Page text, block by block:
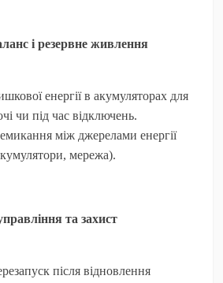
і резервне живлення
енергії в акумуляторах для
чи під час відключень.
між джерелами енергії
мережа).
та захист
після відновлення